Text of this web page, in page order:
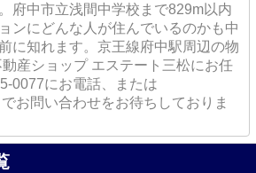
府中市立浅間中学校まで829m以内
ンにどんな人が住んでいるのかも中
に知れます。京王線府中駅周辺の物
産ショップ エステート三松にお任
0077にお電話、または
お問い合わせをお待ちしておりま